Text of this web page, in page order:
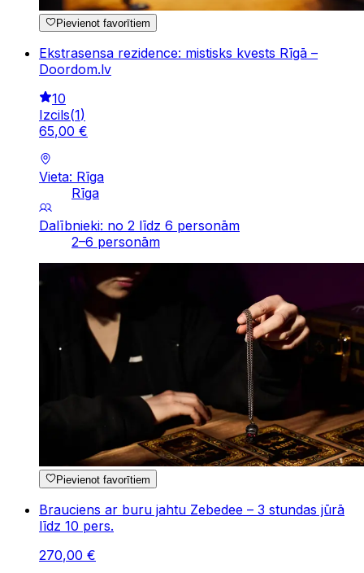
Pievienot favorītiem
Ekstrasensa rezidence: mistisks kvests Rīgā –
Doordom.lv
10
Izcils(1)
65,00 €
Vieta: Rīga
Rīga
Dalībnieki: no 2 līdz 6 personām
2–6 personām
Pievienot favorītiem
Brauciens ar buru jahtu Zebedee – 3 stundas jūrā
līdz 10 pers.
270,00 €